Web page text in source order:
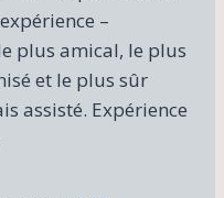
–
plus amical, le plus
et le plus sûr
assisté. Expérience